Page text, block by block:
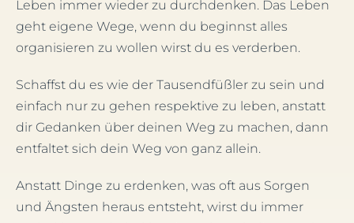
Leben immer wieder zu durchdenken. Das Leben
geht eigene Wege, wenn du beginnst alles
organisieren zu wollen wirst du es verderben.
Schaffst du es wie der Tausendfüßler zu sein und
einfach nur zu gehen respektive zu leben, anstatt
dir Gedanken über deinen Weg zu machen, dann
entfaltet sich dein Weg von ganz allein.
Anstatt Dinge zu erdenken, was oft aus Sorgen
und Ängsten heraus entsteht, wirst du immer